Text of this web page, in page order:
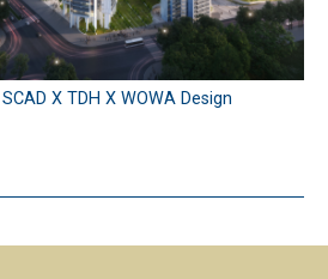
X TDH X WOWA Design